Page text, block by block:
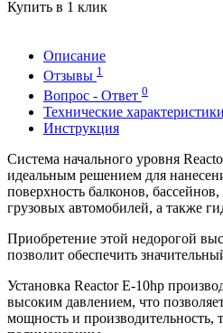
Купить в 1 клик
Описание
Отзывы 1
Вопрос - Ответ 0
Технические характеристики
Инструкция
Система начального уровня
идеальным решением для
поверхность балконов,
грузовых автомобилей, а также
Приобретение этой недорогой
позволит обеспечить
Установка Reactor E-10hp
высоким давлением, что
мощность и производительность,